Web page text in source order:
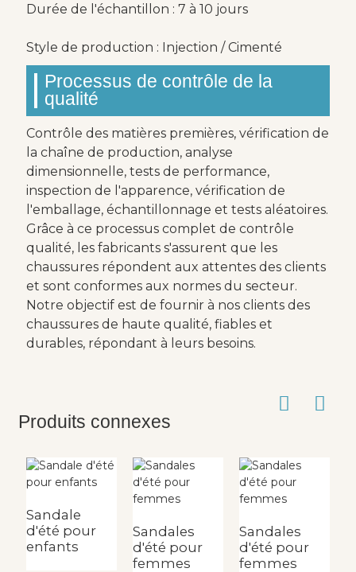
Durée de l'échantillon : 7 à 10 jours
Style de production : Injection / Cimenté
Processus de contrôle de la
qualité
Contrôle des matières premières, vérification de
la chaîne de production, analyse
dimensionnelle, tests de performance,
inspection de l'apparence, vérification de
l'emballage, échantillonnage et tests aléatoires.
Grâce à ce processus complet de contrôle
qualité, les fabricants s'assurent que les
chaussures répondent aux attentes des clients
et sont conformes aux normes du secteur.
Notre objectif est de fournir à nos clients des
chaussures de haute qualité, fiables et
durables, répondant à leurs besoins.
Produits connexes
Sandale
d'été pour
enfants
Sandales
d'été pour
femmes
Sandales
d'été pour
femmes